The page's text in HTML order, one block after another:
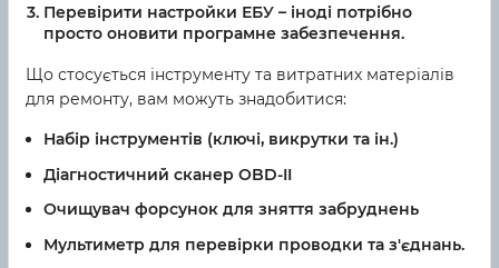
Перевірити настройки ЕБУ – іноді потрібно
просто оновити програмне забезпечення.
Що стосується інструменту та витратних матеріалів
для ремонту, вам можуть знадобитися:
Набір інструментів (ключі, викрутки та ін.)
Діагностичний сканер OBD-II
Очищувач форсунок для зняття забруднень
Мультиметр для перевірки проводки та з'єднань.